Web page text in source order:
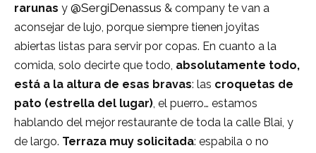
rarunas y @SergiDenassus & company te van a
aconsejar de lujo, porque siempre tienen joyitas
abiertas listas para servir por copas. En cuanto a la
comida, solo decirte que todo, absolutamente todo,
está a la altura de esas bravas: las croquetas de
pato (estrella del lugar), el puerro… estamos
hablando del mejor restaurante de toda la calle Blai, y
de largo. Terraza muy solicitada: espabila o no